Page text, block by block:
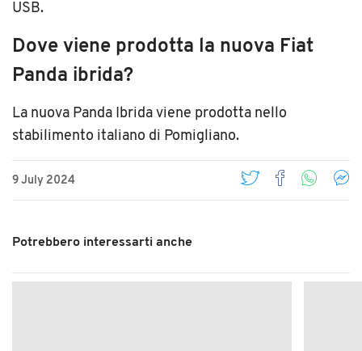
USB.
Dove viene prodotta la nuova Fiat
Panda ibrida?
La nuova Panda Ibrida viene prodotta nello
stabilimento italiano di Pomigliano.
9 July 2024
Potrebbero interessarti anche